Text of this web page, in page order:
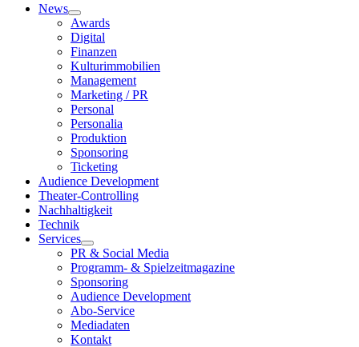
News
Show
sub
menu
Awards
Digital
Finanzen
Kulturimmobilien
Management
Marketing / PR
Personal
Personalia
Produktion
Sponsoring
Ticketing
Audience Development
Theater-Controlling
Nachhaltigkeit
Technik
Services
Show
sub
menu
PR & Social Media
Programm- & Spielzeitmagazine
Sponsoring
Audience Development
Abo-Service
Mediadaten
Kontakt